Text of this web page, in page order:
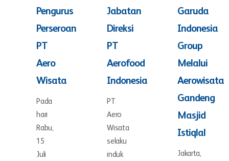
Pengurus
Perseroan
PT
Aero
Wisata
Pada
hari
Rabu,
15
Juli
Jabatan
Direksi
PT
Aerofood
Indonesia
PT
Aero
Wisata
selaku
induk
Garuda
Indonesia
Group
Melalui
Aerowisata
Gandeng
Masjid
Istiqlal
Jakarta,